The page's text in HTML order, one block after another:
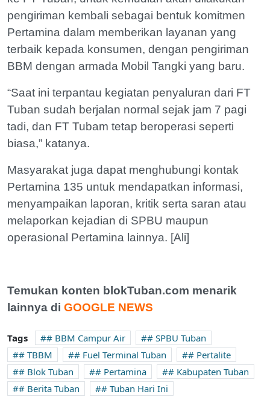
pengiriman kembali sebagai bentuk komitmen
Pertamina dalam memberikan layanan yang
terbaik kepada konsumen, dengan pengiriman
BBM dengan armada Mobil Tangki yang baru.
“Saat ini terpantau kegiatan penyaluran dari FT
Tuban sudah berjalan normal sejak jam 7 pagi
tadi, dan FT Tubam tetap beroperasi seperti
biasa,” katanya.
Masyarakat juga dapat menghubungi kontak
Pertamina 135 untuk mendapatkan informasi,
menyampaikan laporan, kritik serta saran atau
melaporkan kejadian di SPBU maupun
operasional Pertamina lainnya. [Ali]
Temukan konten blokTuban.com menarik
lainnya di GOOGLE NEWS
Tags # BBM Campur Air
# SPBU Tuban
# TBBM
# Fuel Terminal Tuban
# Pertalite
# Blok Tuban
# Pertamina
# Kabupaten Tuban
# Berita Tuban
# Tuban Hari Ini